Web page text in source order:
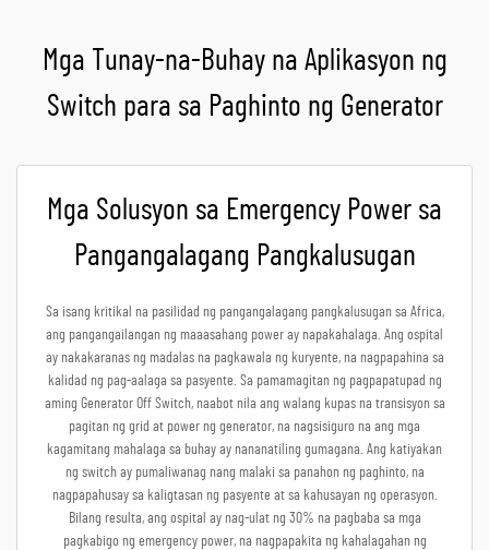
Mga Tunay-na-Buhay na Aplikasyon ng
Switch para sa Paghinto ng Generator
Mga Solusyon sa Emergency Power sa
Pangangalagang Pangkalusugan
Sa isang kritikal na pasilidad ng pangangalagang pangkalusugan sa Africa,
ang pangangailangan ng maaasahang power ay napakahalaga. Ang ospital
ay nakakaranas ng madalas na pagkawala ng kuryente, na nagpapahina sa
kalidad ng pag-aalaga sa pasyente. Sa pamamagitan ng pagpapatupad ng
aming Generator Off Switch, naabot nila ang walang kupas na transisyon sa
pagitan ng grid at power ng generator, na nagsisiguro na ang mga
kagamitang mahalaga sa buhay ay nananatiling gumagana. Ang katiyakan
ng switch ay pumaliwanag nang malaki sa panahon ng paghinto, na
nagpapahusay sa kaligtasan ng pasyente at sa kahusayan ng operasyon.
Bilang resulta, ang ospital ay nag-ulat ng 30% na pagbaba sa mga
pagkabigo ng emergency power, na nagpapakita ng kahalagahan ng